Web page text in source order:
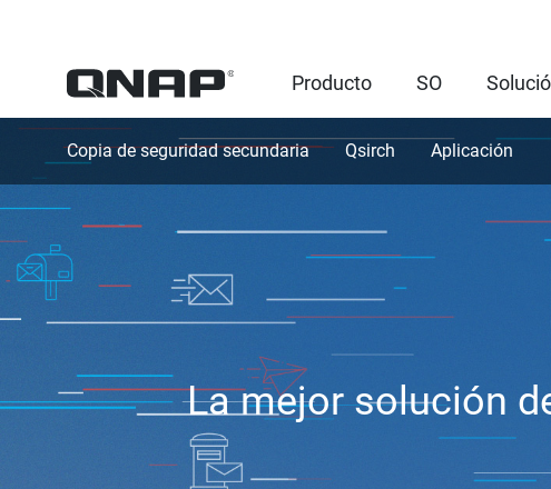
Producto SO
Copia de seguridad secundaria Qsirch Aplicación
La mejor solución